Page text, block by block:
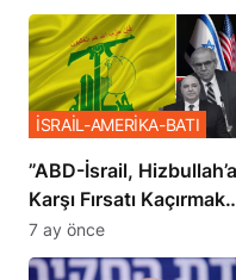
​​​​​​​”ABD-İsrail, Hizbullah’a
Karşı Fırsatı Kaçırmak
İstemiyor”
İSRAİL-AMERİKA-BATI
7 ay önce